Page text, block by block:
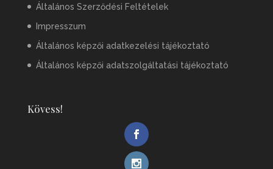
Általános Szerződési Feltételek
Impresszum
Általános képzői adatkezelési tájékoztató
Általános képzői adatszolgáltatási tájékoztató
Kövess!